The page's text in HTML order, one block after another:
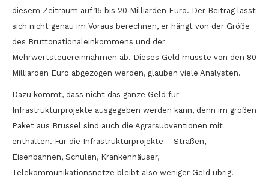
diesem Zeitraum auf 15 bis 20 Milliarden Euro. Der Beitrag lässt
sich nicht genau im Voraus berechnen, er hängt von der Größe
des Bruttonationaleinkommens und der
Mehrwertsteuereinnahmen ab. Dieses Geld müsste von den 80
Milliarden Euro abgezogen werden, glauben viele Analysten.
Dazu kommt, dass nicht das ganze Geld für
Infrastrukturprojekte ausgegeben werden kann, denn im großen
Paket aus Brüssel sind auch die Agrarsubventionen mit
enthalten. Für die Infrastrukturprojekte – Straßen,
Eisenbahnen, Schulen, Krankenhäuser,
Telekommunikationsnetze bleibt also weniger Geld übrig.